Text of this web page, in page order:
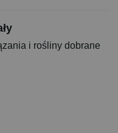
i rośliny dobrane